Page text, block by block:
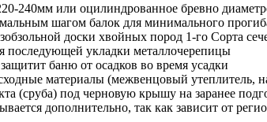
240мм или оцилиндрованное бревно
шагом балок для минимального
доски хвойных пород 1-го Сорта
последующей укладки металлочерепицы
баню от осадков во время усадки
материалы (межвенцовый утеплитель,
(сруба) под черновую крышу на заранее
дополнительно, так как зависит от